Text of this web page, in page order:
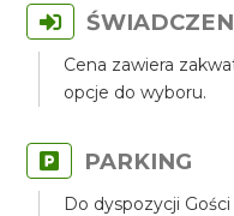
Cena zawiera
opcje do wyboru.
PARKING
Do dyspozycji